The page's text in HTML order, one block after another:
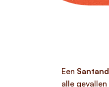
Een
alle